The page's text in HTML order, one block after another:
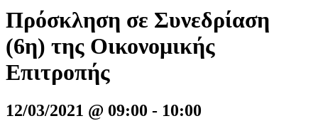
Πρόσκληση σε Συνεδρίαση
(6η) της Οικονομικής
Επιτροπής
12/03/2021 @ 09:00 - 10:00